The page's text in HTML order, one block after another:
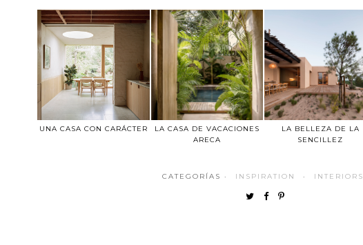
UNA CASA CON CARÁCTER
LA CASA DE VACACIONES
ARECA
LA BELLEZA DE LA
SENCILLEZ
CATEGORÍAS · INSPIRATION · INTERIORS